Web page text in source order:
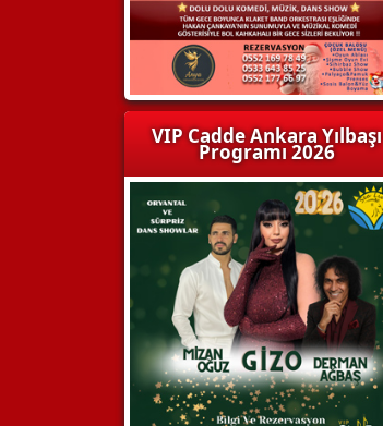
VIP Cadde Ankara Yılbaşı
Programı 2026